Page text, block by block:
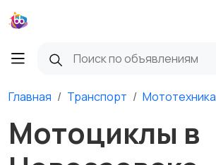
Главная Транспорт Мототехника
Мотоциклы в